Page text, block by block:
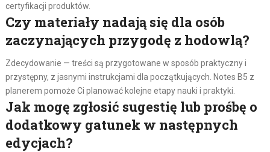
certyfikacji produktów.
Czy materiały nadają się dla osób
zaczynających przygodę z hodowlą?
Zdecydowanie — treści są przygotowane w sposób praktyczny i
przystępny, z jasnymi instrukcjami dla początkujących. Notes B5 z
planerem pomoże Ci planować kolejne etapy nauki i praktyki.
Jak mogę zgłosić sugestię lub prośbę o
dodatkowy gatunek w następnych
edycjach?